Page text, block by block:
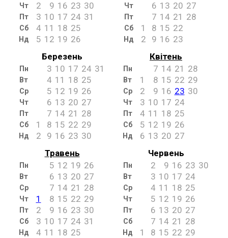
Чт 2 9 16 23 30
Пт 3 10 17 24 31
Сб 4 11 18 25
Нд 5 12 19 26
Чт 6 13 20 27
Пт 7 14 21 28
Сб 1 8 15 22
Нд 2 9 16 23
Березень
Пн 3 10 17 24 31
Вт 4 11 18 25
Ср 5 12 19 26
Чт 6 13 20 27
Пт 7 14 21 28
Сб 1 8 15 22 29
Нд 2 9 16 23 30
Квітень
Пн 7 14 21 28
Вт 1 8 15 22 29
Ср 2 9 16 23 30
Чт 3 10 17 24
Пт 4 11 18 25
Сб 5 12 19 26
Нд 6 13 20 27
Травень
Пн 5 12 19 26
Вт 6 13 20 27
Ср 7 14 21 28
Чт 1 8 15 22 29
Пт 2 9 16 23 30
Сб 3 10 17 24 31
Нд 4 11 18 25
Червень
Пн 2 9 16 23 30
Вт 3 10 17 24
Ср 4 11 18 25
Чт 5 12 19 26
Пт 6 13 20 27
Сб 7 14 21 28
Нд 1 8 15 22 29